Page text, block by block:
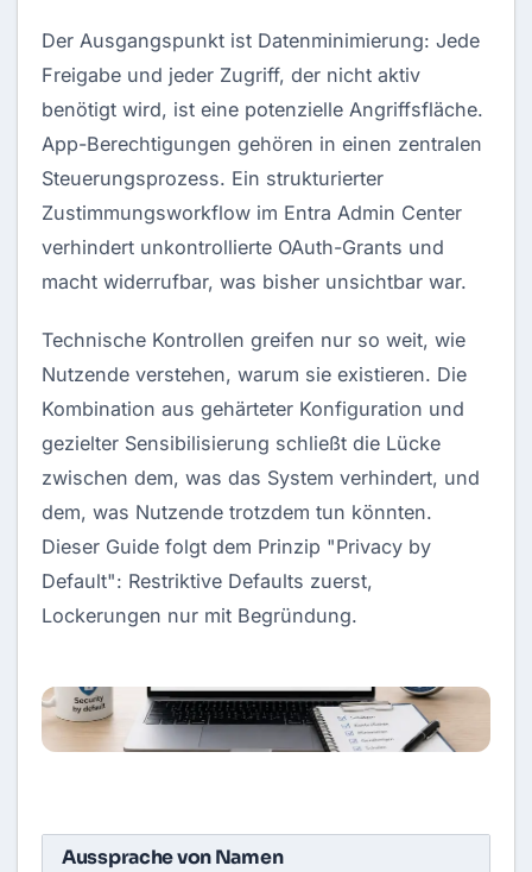
Der Ausgangspunkt ist Datenminimierung: Jede
Freigabe und jeder Zugriff, der nicht aktiv
benötigt wird, ist eine potenzielle Angriffsfläche.
App-Berechtigungen gehören in einen zentralen
Steuerungsprozess. Ein strukturierter
Zustimmungsworkflow im Entra Admin Center
verhindert unkontrollierte OAuth-Grants und
macht widerrufbar, was bisher unsichtbar war.
Technische Kontrollen greifen nur so weit, wie
Nutzende verstehen, warum sie existieren. Die
Kombination aus gehärteter Konfiguration und
gezielter Sensibilisierung schließt die Lücke
zwischen dem, was das System verhindert, und
dem, was Nutzende trotzdem tun könnten.
Dieser Guide folgt dem Prinzip "Privacy by
Default": Restriktive Defaults zuerst,
Lockerungen nur mit Begründung.
Aussprache von Namen